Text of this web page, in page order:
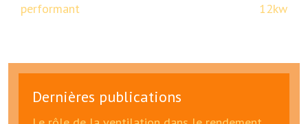
performant
12kw
Dernières publications